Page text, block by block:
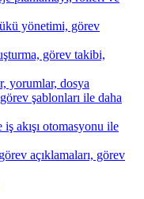
yönetimi, görev
görev takibi,
yorumlar, dosya
şablonları ile daha
akışı otomasyonu ile
açıklamaları, görev